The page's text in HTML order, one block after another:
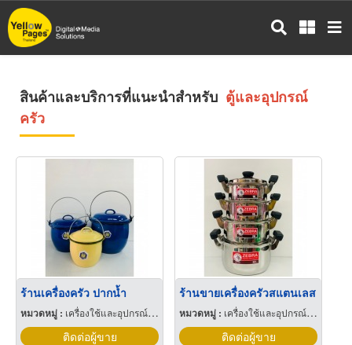
ข้าม
ไป
สินค้าและบริการที่แนะนำสำหรับ ตู้และอุปกรณ์
ครัว
ร้านเครื่องครัว ปากน้ำ
หมวดหมู่ : เครื่องใช้และอุปกรณ์ในการประกอบอาหารครัว
ติดต่อผู้ขาย
ร้านขายเครื่องครัวสแตนเลส
หมวดหมู่ : เครื่องใช้และอุปกรณ์ในการประกอบอาหารครัว
ติดต่อผู้ขาย